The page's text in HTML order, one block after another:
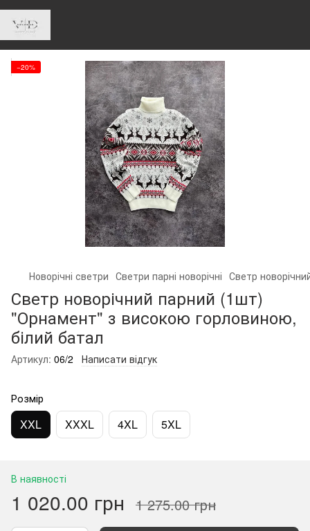
−20%
Новорічні светри Светри парні новорічні Светр
Светр новорічний парний (1шт)
"Орнамент" з високою горловиною,
білий батал
Артикул: 06/2 Написати відгук
Розмір
XXL XXXL 4XL 5XL
В наявності
1 020.00 грн 1 275.00 грн